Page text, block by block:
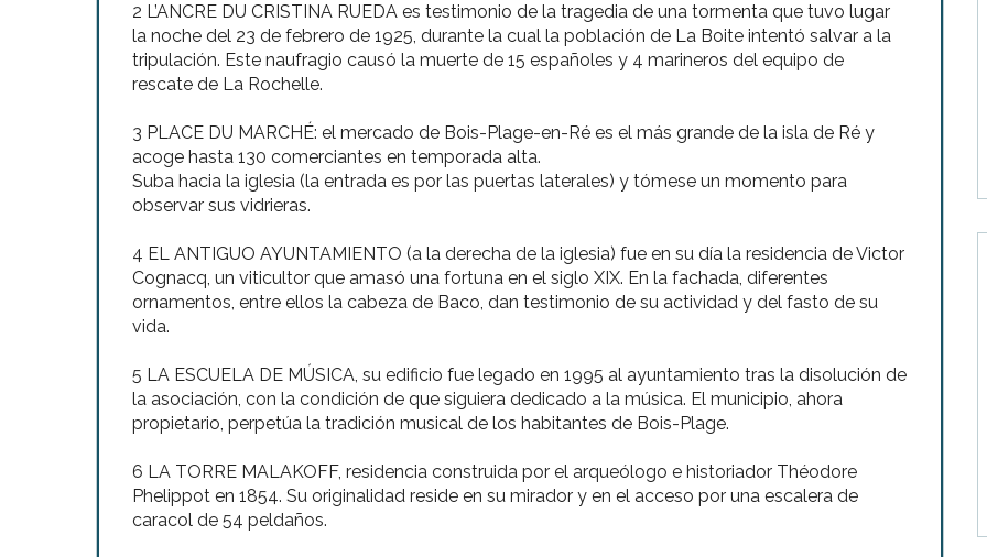
2 L’ANCRE DU CRISTINA RUEDA es testimonio de la tragedia de una tormenta que tuvo lugar
la noche del 23 de febrero de 1925, durante la cual la población de La Boite intentó salvar a la
tripulación. Este naufragio causó la muerte de 15 españoles y 4 marineros del equipo de
rescate de La Rochelle.
3 PLACE DU MARCHÉ: el mercado de Bois-Plage-en-Ré es el más grande de la isla de Ré y
acoge hasta 130 comerciantes en temporada alta.
Suba hacia la iglesia (la entrada es por las puertas laterales) y tómese un momento para
observar sus vidrieras.
4 EL ANTIGUO AYUNTAMIENTO (a la derecha de la iglesia) fue en su día la residencia de Victor
Cognacq, un viticultor que amasó una fortuna en el siglo XIX. En la fachada, diferentes
ornamentos, entre ellos la cabeza de Baco, dan testimonio de su actividad y del fasto de su
vida.
5 LA ESCUELA DE MÚSICA, su edificio fue legado en 1995 al ayuntamiento tras la disolución de
la asociación, con la condición de que siguiera dedicado a la música. El municipio, ahora
propietario, perpetúa la tradición musical de los habitantes de Bois-Plage.
6 LA TORRE MALAKOFF, residencia construida por el arqueólogo e historiador Théodore
Phelippot en 1854. Su originalidad reside en su mirador y en el acceso por una escalera de
caracol de 54 peldaños.